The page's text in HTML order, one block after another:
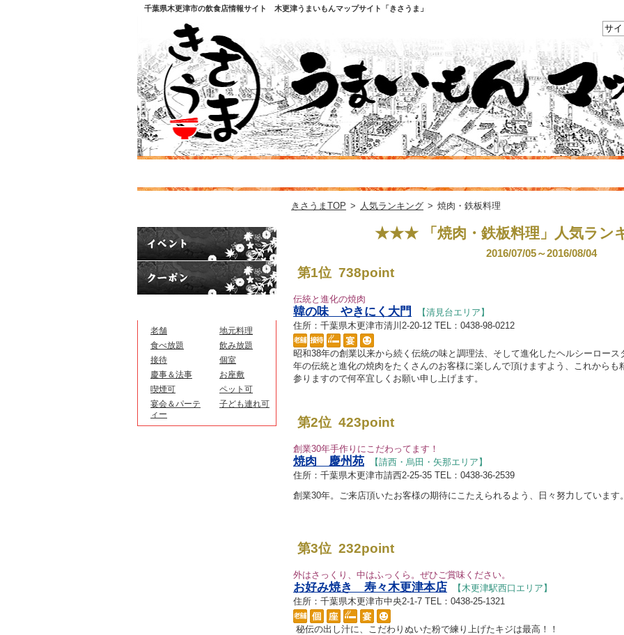
千葉県木更津市の飲食店情報サイト 木更津うまいもんマップサイト「きさうま」
老舗
地元料理
食べ放題
飲み放題
接待
個室
慶事＆法事
お座敷
喫煙可
ペット可
宴会＆パーテ
ィー
子ども連れ可
きさうまTOP > 人気ランキング > 焼肉・鉄板料理
★★★ 「焼肉・鉄板料理」人気ラ
2016/07/05～2016/08/04
第1位 738point
伝統と進化の焼肉
韓の味 やきにく大門
【清見台エリア】
住所：千葉県木更津市清川2-20-12 TEL：0438-98-0212
昭和38年の創業以来から続く伝統の味と調理法、そして進化したヘルシーロース
年の伝統と進化の焼肉をたくさんのお客様に楽しんで頂けますよう、これからも
参りますので何卒宜しくお願い申し上げます。
第2位 423point
創業30年手作りにこだわってます！
焼肉 慶州苑
【請西・烏田・矢那エリア】
住所：千葉県木更津市請西2-25-35 TEL：0438-36-2539
創業30年。ご来店頂いたお客様の期待にこたえられるよう、日々努力しています。
第3位 232point
外はさっくり、中はふっくら。ぜひご賞味ください。
お好み焼き 寿々木更津本店
【木更津駅西口エリア】
住所：千葉県木更津市中央2-1-7 TEL：0438-25-1321
秘伝の出し汁に、こだわりぬいた粉で練り上げたキジは最高！！